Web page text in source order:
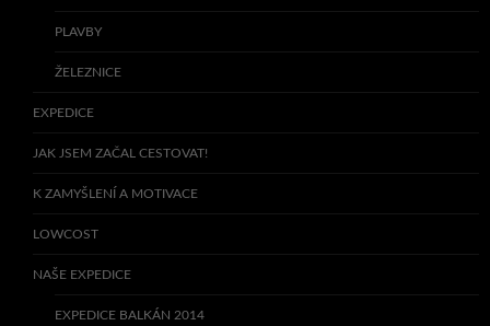
PLAVBY
ŽELEZNICE
EXPEDICE
JAK JSEM ZAČAL CESTOVAT!
K ZAMYŠLENÍ A MOTIVACE
LOWCOST
NAŠE EXPEDICE
EXPEDICE BALKÁN 2014